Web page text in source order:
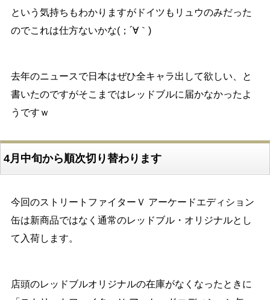
という気持ちもわかりますがドイツもリュウのみだった
のでこれは仕方ないかな(；´∀｀)
去年のニュースで日本はぜひ全キャラ出して欲しい、と
書いたのですがそこまではレッドブルに届かなかったよ
うですｗ
4月中旬から順次切り替わります
今回のストリートファイターＶ アーケードエディション
缶は新商品ではなく通常のレッドブル・オリジナルとし
て入荷します。
店頭のレッドブルオリジナルの在庫がなくなったときに